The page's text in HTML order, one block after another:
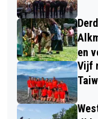
en
Vijf